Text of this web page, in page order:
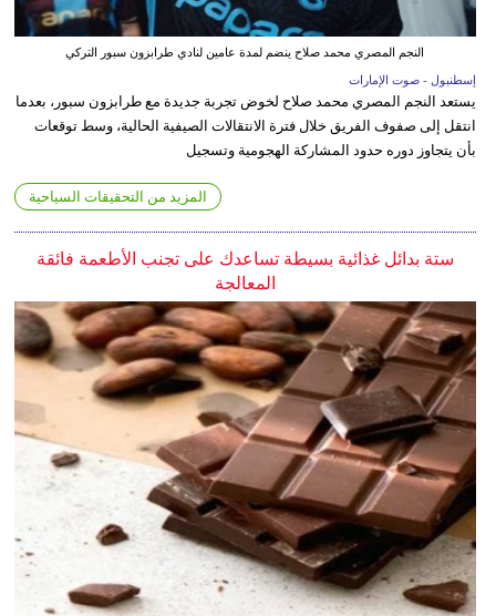
النجم المصري محمد صلاح ينضم لمدة عامين لنادي طرابزون سبور التركي
إسطنبول - صوت الإمارات
يستعد النجم المصري محمد صلاح لخوض تجربة جديدة مع طرابزون سبور، بعدما
انتقل إلى صفوف الفريق خلال فترة الانتقالات الصيفية الحالية، وسط توقعات
بأن يتجاوز دوره حدود المشاركة الهجومية وتسجيل
المزيد من التحقيقات السياحية
ستة بدائل غذائية بسيطة تساعدك على تجنب الأطعمة فائقة
المعالجة